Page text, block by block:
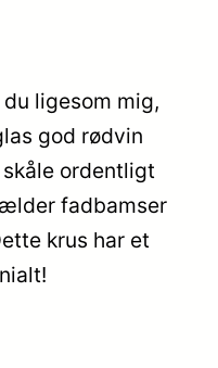
du ligesom mig,
god rødvin
skåle ordentligt
fadbamser
krus har et